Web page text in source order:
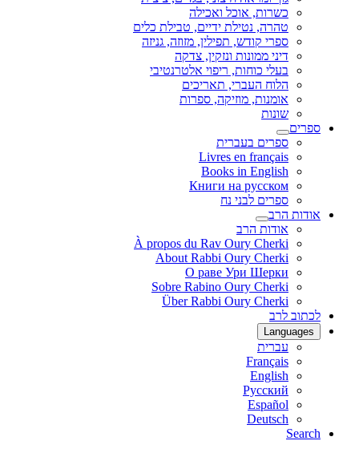
כשרות, אוכל ואכילה
טהרה, נטילת ידיים, טבילת כלים
ספרי קודש, תפילין, מזוזה, גניזה
דיני ממונות ונזקין, צדקה
בעלי כוחות, ריפוי אלטרנטיבי
הלוח העברי, תאריכים
אומנות, מוזיקה, ספרות
שונות
ספרים
ספרים בעברית
Livres en français
Books in English
Книги на русском
ספרים לבני נח
אודות הרב
אודות הרב
À propos du Rav Oury Cherki
About Rabbi Oury Cherki
О раве Ури Шерки
Sobre Rabino Oury Cherki
Über Rabbi Oury Cherki
לכתוב לרב
Languages
עברית
Français
English
Русский
Español
Deutsch
Search